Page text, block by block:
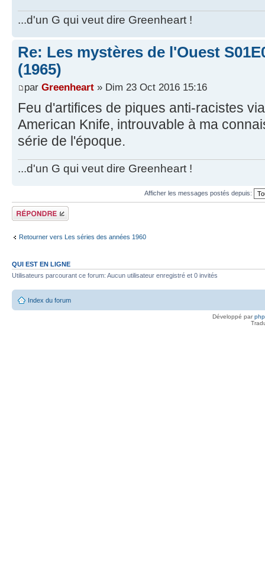
...d'un G qui veut dire Greenheart !
Re: Les mystères de l'Ouest
(1965)
par Greenheart » Dim 23 Oct 2016 15:16
Feu d'artifices de piques anti-racistes
American Knife, introuvable à ma
série de l'époque.
...d'un G qui veut dire Greenheart !
Afficher les messages postés depuis:
Répondre
Retourner vers Les séries des années 1960
QUI EST EN LIGNE
Utilisateurs parcourant ce forum: Aucun utilisateur enregistré et 0 invités
Index du forum
Développé par